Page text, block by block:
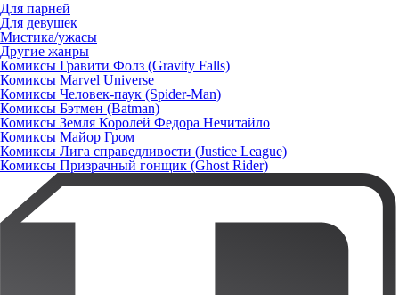
Для парней
Для девушек
Мистика/ужасы
Другие жанры
Комиксы Гравити Фолз (Gravity Falls)
Комиксы Marvel Universe
Комиксы Человек-паук (Spider-Man)
Комиксы Бэтмен (Batman)
Комиксы Земля Королей Федора Нечитайло
Комиксы Майор Гром
Комиксы Лига справедливости (Justice League)
Комиксы Призрачный гонщик (Ghost Rider)